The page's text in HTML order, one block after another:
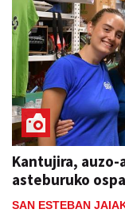
Kantujira,
asteburuko
SAN ESTEBAN